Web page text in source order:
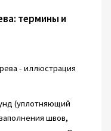
термины и
(уплотняющий
швов,